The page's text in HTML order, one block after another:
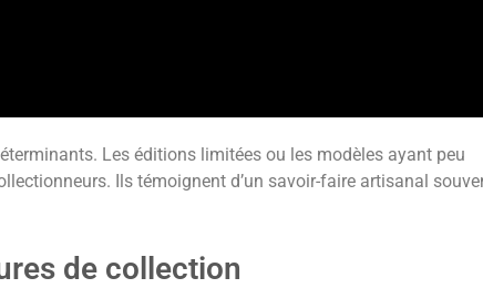
Les éditions limitées ou les modèles ayant peu
Ils témoignent d’un savoir-faire artisanal
de collection